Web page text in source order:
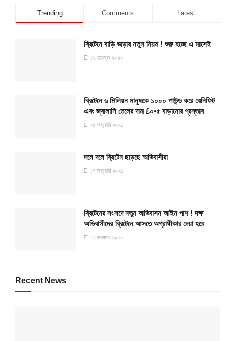
Trending Comments Latest
ব্রিটেনে বাড়ি ভাড়ার নতুন নিয়ম ! শুরু হচ্ছে এ মাসেই
১৬ নভেম্বর ২০২০
ব্রিটেনে ৬ মিলিয়ন মানুষকে ১০০০ পাউন্ড করে বেনিফিট
এবং জ্বালানি তেলের দাম £০•৫ বাড়ানোর প্রস্তাব
২৫ জানুয়ারি ২০২১
দলে দলে ব্রিটেন ছাড়ছে অভিবাসীরা
১৭ জানুয়ারি ২০২১
ব্রিটেনের সংসদে নতুন অভিবাসন আইন পাশ ! দক্ষ
অভিবাসীদের ব্রিটেনে আসতে অগ্রাধীকার দেয়া হবে
১২ নভেম্বর ২০২০
Recent News